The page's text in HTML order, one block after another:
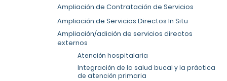
Ampliación de Contratación de Servicios
Ampliación de Servicios Directos In Situ
Ampliación/adición de servicios directos
externos
Atención hospitalaria
Integración de la salud bucal y la práctica
de atención primaria